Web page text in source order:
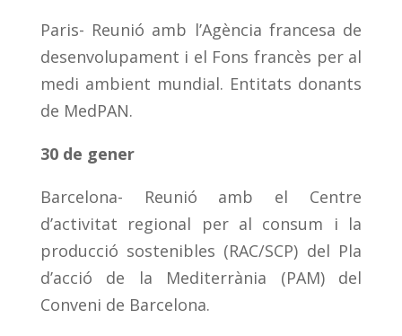
Paris- Reunió amb l’Agència francesa de
desenvolupament i el Fons francès per al
medi ambient mundial. Entitats donants
de MedPAN.
30 de gener
Barcelona- Reunió amb el Centre
d’activitat regional per al consum i la
producció sostenibles (RAC/SCP) del Pla
d’acció de la Mediterrània (PAM) del
Conveni de Barcelona.